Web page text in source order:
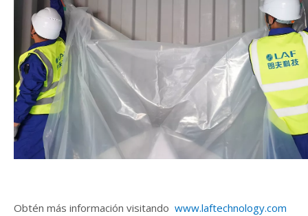
Obtén más información visitando www.laftechnology.com